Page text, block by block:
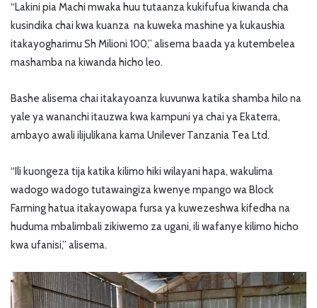
“Lakini pia Machi mwaka huu tutaanza kukifufua kiwanda cha
kusindika chai kwa kuanza na kuweka mashine ya kukaushia
itakayogharimu Sh Milioni 100,” alisema baada ya kutembelea
mashamba na kiwanda hicho leo.
Bashe alisema chai itakayoanza kuvunwa katika shamba hilo na
yale ya wananchi itauzwa kwa kampuni ya chai ya Ekaterra,
ambayo awali ilijulikana kama Unilever Tanzania Tea Ltd.
“Ili kuongeza tija katika kilimo hiki wilayani hapa, wakulima
wadogo wadogo tutawaingiza kwenye mpango wa Block
Farming hatua itakayowapa fursa ya kuwezeshwa kifedha na
huduma mbalimbali zikiwemo za ugani, ili wafanye kilimo hicho
kwa ufanisi,” alisema.